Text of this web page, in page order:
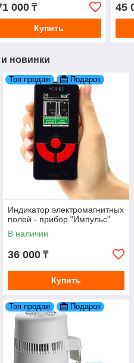
000₸
Купить
45
новинки
Топ продаж Подарок
Индикатор электромагнитных
полей - прибор "Импульс"
В наличии
36 000 ₸
Купить
Топ продаж Подарок